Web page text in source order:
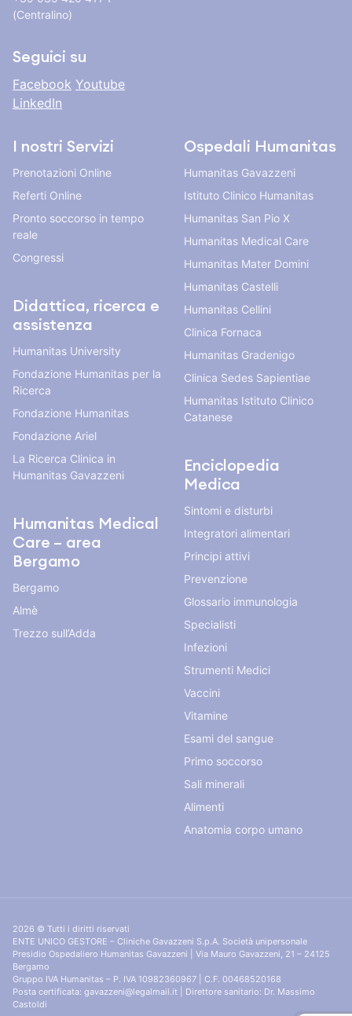
(Centralino)
Seguici su
Facebook Youtube
LinkedIn
I nostri Servizi
Prenotazioni Online
Referti Online
Pronto soccorso in tempo
reale
Congressi
Didattica, ricerca e
assistenza
Humanitas University
Fondazione Humanitas per la
Ricerca
Fondazione Humanitas
Fondazione Ariel
La Ricerca Clinica in
Humanitas Gavazzeni
Humanitas Medical
Care – area
Bergamo
Bergamo
Almè
Trezzo sull’Adda
Ospedali Humanitas
Humanitas Gavazzeni
Istituto Clinico Humanitas
Humanitas San Pio X
Humanitas Medical Care
Humanitas Mater Domini
Humanitas Castelli
Humanitas Cellini
Clinica Fornaca
Humanitas Gradenigo
Clinica Sedes Sapientiae
Humanitas Istituto Clinico
Catanese
Enciclopedia
Medica
Sintomi e disturbi
Integratori alimentari
Principi attivi
Prevenzione
Glossario immunologia
Specialisti
Infezioni
Strumenti Medici
Vaccini
Vitamine
Esami del sangue
Primo soccorso
Sali minerali
Alimenti
Anatomia corpo umano
2026 © Tutti i diritti riservati
ENTE UNICO GESTORE – Cliniche Gavazzeni S.p.A. Società unipersonale
Presidio Ospedaliero Humanitas Gavazzeni | Via Mauro Gavazzeni, 21 – 24125
Bergamo
Gruppo IVA Humanitas – P. IVA 10982360967 | C.F. 00468520168
Posta certificata: gavazzeni@legalmail.it | Direttore sanitario: Dr. Massimo
Castoldi